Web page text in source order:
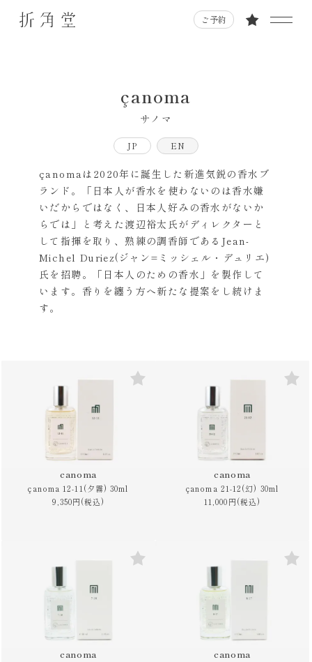
ご予約
çanoma
サノマ
JP EN
çanomaは2020年に誕生した新進気鋭の香水ブ
ランド。「日本人が香水を使わないのは香水嫌
いだからではなく、日本人好みの香水がないか
らでは」と考えた渡辺裕太氏がディレクターと
して指揮を取り、熟練の調香師であるJean-
Michel Duriez(ジャン=ミッシェル・デュリエ)
氏を招聘。「日本人のための香水」を製作して
います。香りを纏う方へ新たな提案をし続けま
す。
canoma
çanoma 12-11(夕霧) 30ml
9,350円(税込)
canoma
çanoma 21-12(幻) 30ml
11,000円(税込)
canoma canoma